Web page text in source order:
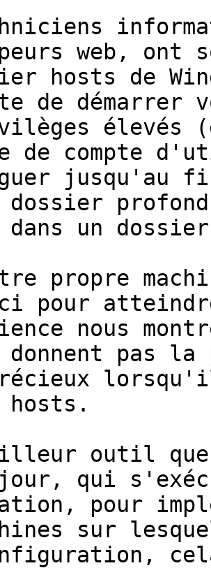
web, ont
hosts de
de
élevés
de compte
jusqu'au
dossier
dans un
propre
pour
nous
donnent pas
outil
jour, qui
pour
sur